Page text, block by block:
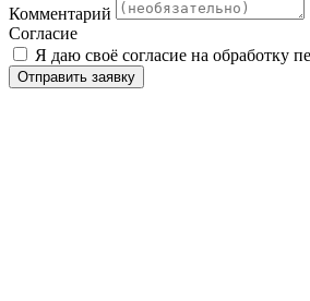
Комментарий
Согласие
Я даю своё согласие на обработку
Отправить заявку